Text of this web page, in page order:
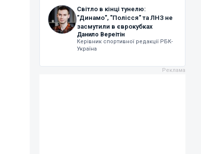
Світло в кінці тунелю:
"Динамо", "Полісся" та ЛНЗ не
засмутили в єврокубках
Данило Вереітін
Керівник спортивної редакції РБК-
Україна